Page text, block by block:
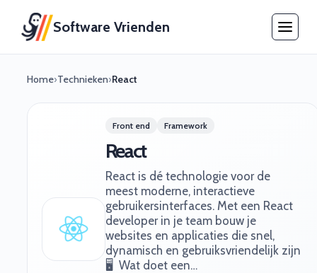
Software Vrienden
Home›Technieken›React
Front end Framework
React
React is dé technologie voor de
meest moderne, interactieve
gebruikersinterfaces. Met een React
developer in je team bouw je
websites en applicaties die snel,
dynamisch en gebruiksvriendelijk zijn
🖥️ ‍ Wat doet een…